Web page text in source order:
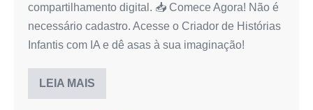
compartilhamento digital. 📥 Comece Agora! Não é
necessário cadastro. Acesse o Criador de Histórias
Infantis com IA e dê asas à sua imaginação!
LEIA MAIS
Conheça
o